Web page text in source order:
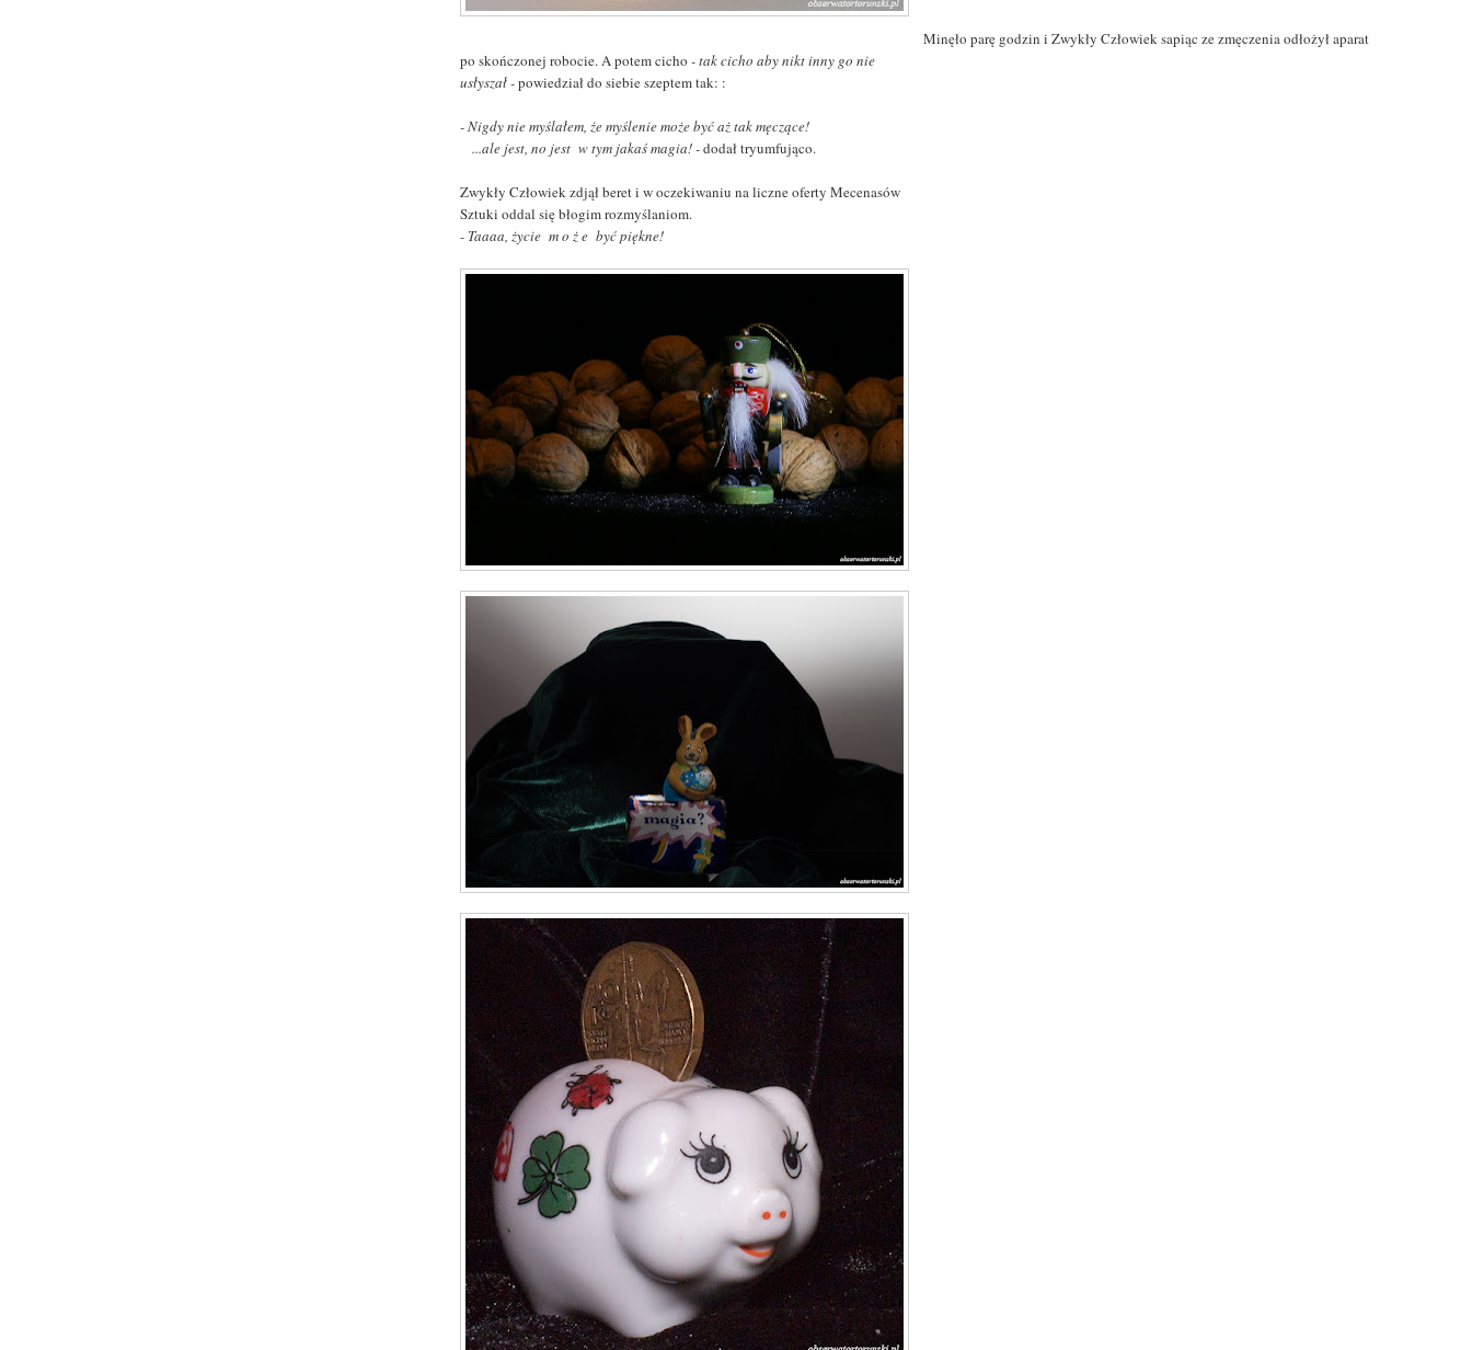
Minęło parę godzin i Zwykły Człowiek sapiąc ze zmęczenia odłożył aparat
po skończonej robocie. A potem cicho- tak cicho aby nikt inny go nie
usłyszał -powiedział do siebie szeptem tak: :
- Nigdy nie myślałem, że myślenie może być aż tak męczące!
...ale jest, no jest w tym jakaś magia! -dodał tryumfująco.
Zwykły Człowiek zdjął beret i w oczekiwaniu na liczne oferty Mecenasów
Sztuki oddal się błogim rozmyślaniom.
- Taaaa, życie m o ż e być piękne!